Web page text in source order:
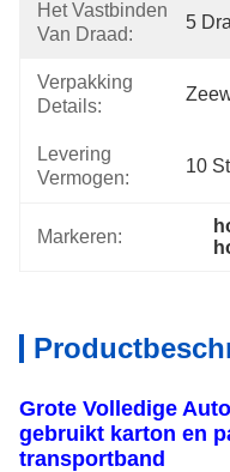
Het Vastbinden
Van Draad:
5
Verpakking
Details:
Levering
Vermogen:
10
Markeren:
Grote Volledige
gebruikt karton en
transportband